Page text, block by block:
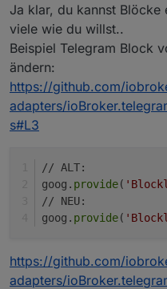
Ja klar, du kannst
viele wie du willst..
Beispiel Telegram Block
ändern:
https://github.com/
adapters/
s#L3
// ALT:
goog. provide(
// NEU:
goog. provide(
https://github.com/
adapters/